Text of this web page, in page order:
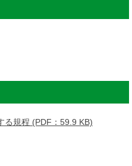
る規程 (PDF：59.9 KB)